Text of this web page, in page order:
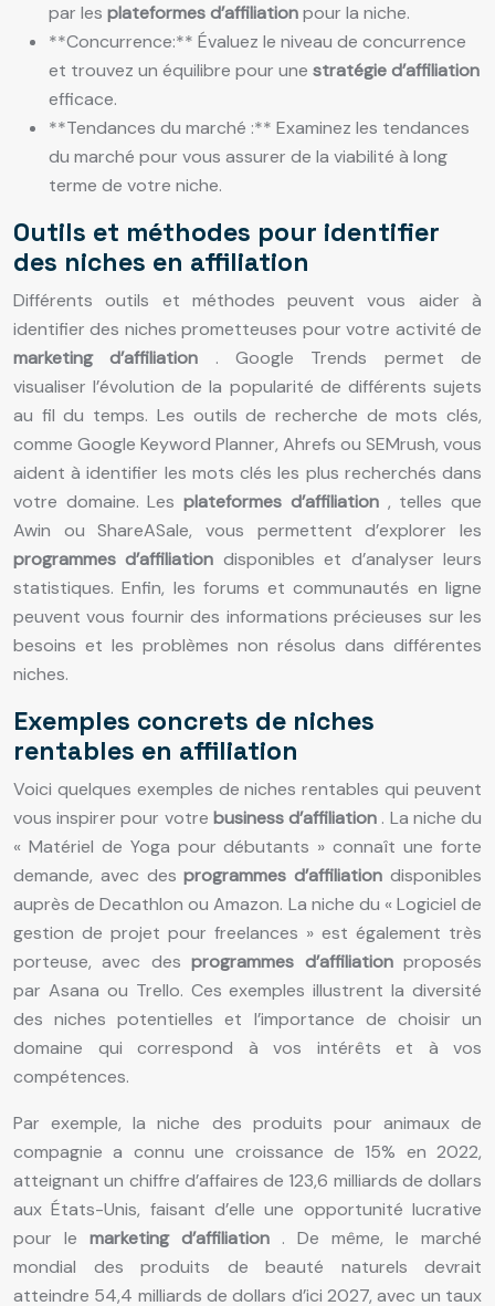
par les plateformes d’affiliationpour la niche.
**Concurrence:** Évaluez le niveau de concurrence
et trouvez un équilibre pour une stratégie d’affiliation
efficace.
**Tendances du marché :** Examinez les tendances
du marché pour vous assurer de la viabilité à long
terme de votre niche.
Outils et méthodes pour identifier
des niches en affiliation
Différents outils et méthodes peuvent vous aider à
identifier des niches prometteuses pour votre activité de
marketing d’affiliation . Google Trends permet de
visualiser l’évolution de la popularité de différents sujets
au fil du temps. Les outils de recherche de mots clés,
comme Google Keyword Planner, Ahrefs ou SEMrush, vous
aident à identifier les mots clés les plus recherchés dans
votre domaine. Lesplateformes d’affiliation , telles que
Awin ou ShareASale, vous permettent d’explorer les
programmes d’affiliation disponibles et d’analyser leurs
statistiques. Enfin, les forums et communautés en ligne
peuvent vous fournir des informations précieuses sur les
besoins et les problèmes non résolus dans différentes
niches.
Exemples concrets de niches
rentables en affiliation
Voici quelques exemples de niches rentables qui peuvent
vous inspirer pour votre business d’affiliation . La niche du
« Matériel de Yoga pour débutants » connaît une forte
demande, avec desprogrammes d’affiliationdisponibles
auprès de Decathlon ou Amazon. La niche du « Logiciel de
gestion de projet pour freelances » est également très
porteuse, avec desprogrammes d’affiliationproposés
par Asana ou Trello. Ces exemples illustrent la diversité
des niches potentielles et l’importance de choisir un
domaine qui correspond à vos intérêts et à vos
compétences.
Par exemple, la niche des produits pour animaux de
compagnie a connu une croissance de 15% en 2022,
atteignant un chiffre d’affaires de 123,6 milliards de dollars
aux États-Unis, faisant d’elle une opportunité lucrative
pour le marketing d’affiliation . De même, le marché
mondial des produits de beauté naturels devrait
atteindre 54,4 milliards de dollars d’ici 2027, avec un taux